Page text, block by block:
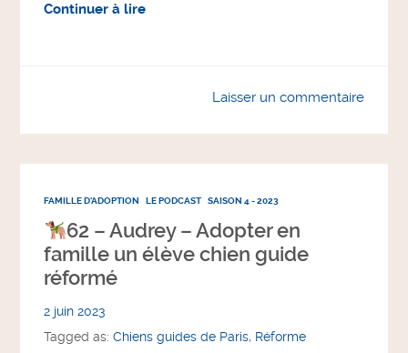
Continuer à lire
Laisser un commentaire
FAMILLE D'ADOPTION LE PODCAST SAISON 4 - 2023
62 – Audrey – Adopter en
famille un élève chien guide
réformé
2 juin 2023
Tagged as:Chiens guides de Paris, Réforme